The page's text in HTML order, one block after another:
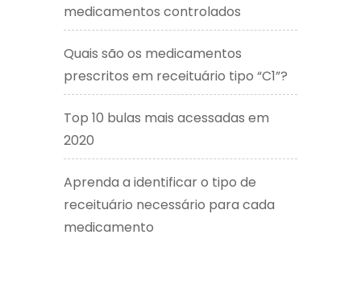
medicamentos controlados
Quais são os medicamentos
prescritos em receituário tipo “C1”?
Top 10 bulas mais acessadas em
2020
Aprenda a identificar o tipo de
receituário necessário para cada
medicamento